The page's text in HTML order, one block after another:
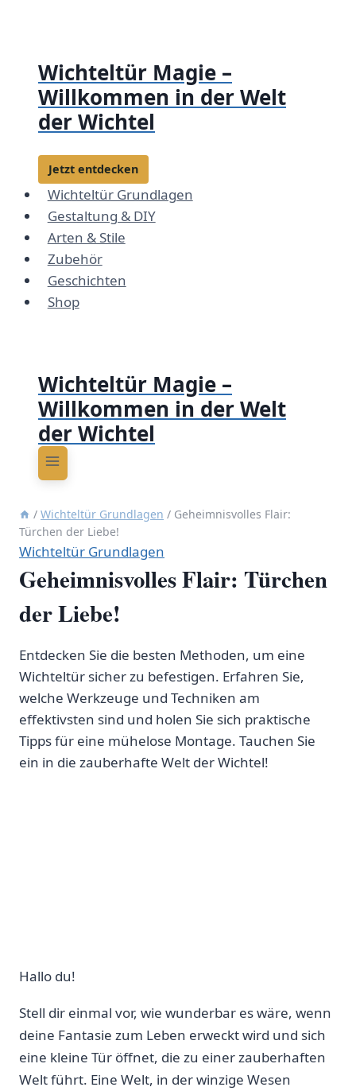
Wichteltür Magie –
Willkommen in der Welt
der Wichtel
Jetzt entdecken
Wichteltür Grundlagen
Gestaltung & DIY
Arten & Stile
Zubehör
Geschichten
Shop
Wichteltür Magie –
Willkommen in der Welt
der Wichtel
/ Wichteltür Grundlagen / Geheimnisvolles Flair:
Türchen der Liebe!
Wichteltür Grundlagen
Geheimnisvolles Flair: Türchen
der Liebe!
Entdecken Sie die besten Methoden, um eine
Wichteltür sicher zu befestigen. Erfahren Sie,
welche Werkzeuge und Techniken am
effektivsten sind und holen Sie sich praktische
Tipps für eine mühelose Montage. Tauchen Sie
ein in die zauberhafte Welt der Wichtel!
Hallo du!
Stell ‍dir einmal vor, wie wunderbar es wäre, wenn
deine Fantasie zum Leben erweckt wird ​und sich
eine ⁣kleine Tür öffnet, die zu einer zauberhaften⁤
Welt führt.​ Eine Welt, ⁤in der winzige ⁤Wesen